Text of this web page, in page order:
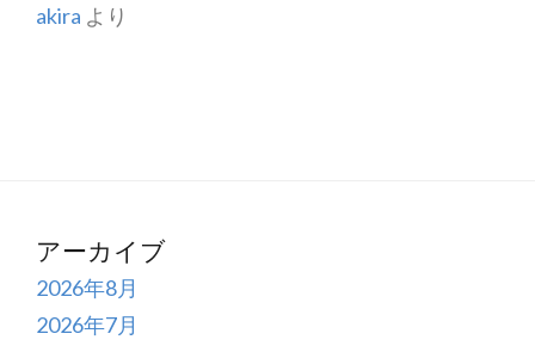
akira より
アーカイブ
2026年8月
2026年7月